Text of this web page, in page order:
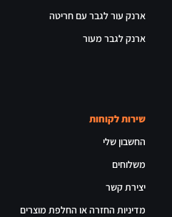
ארנק עור לגבר עם חריטה
ארנק לגבר מעור
שירות לקוחות
החשבון שלי
משלוחים
יצירת קשר
מדיניות החזרה או החלפת מוצרים